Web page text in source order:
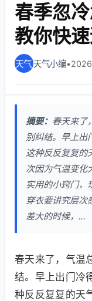
春季忽
教你快
天气小编•
摘要： 春天来了
别纠结。早上出
这种反反复复的
次因为气温变化
实用的小窍门，
穿衣要讲究层次
差大的时候，...
春天来了，气温
结。早上出门冷
种反反复复的天